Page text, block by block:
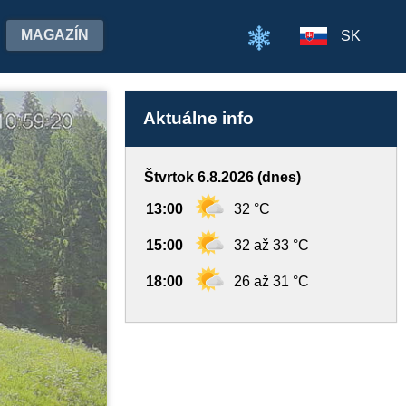
MAGAZÍN SK
Aktuálne info
Štvrtok 6.8.2026 (dnes)
13:00 32 °C
15:00 32 až 33 °C
18:00 26 až 31 °C